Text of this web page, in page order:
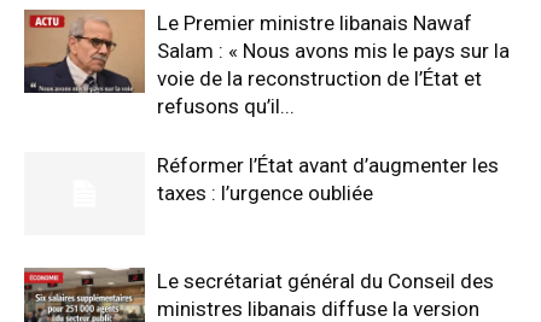
Le Premier ministre libanais Nawaf
Salam : « Nous avons mis le pays sur la
voie de la reconstruction de l’État et
refusons qu’il...
Réformer l’État avant d’augmenter les
taxes : l’urgence oubliée
Le secrétariat général du Conseil des
ministres libanais diffuse la version